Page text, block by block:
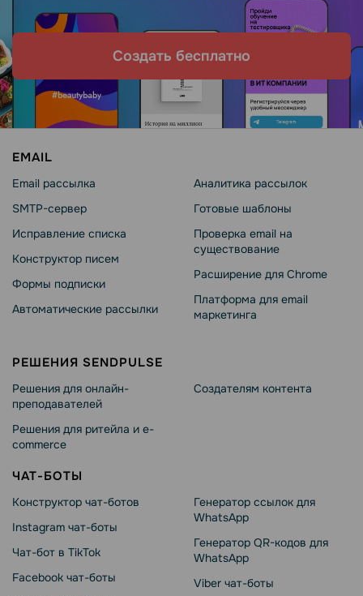
Создать бесплатно
EMAIL
Email рассылка
SMTP-сервер
Исправление списка
Конструктор писем
Формы подписки
Автоматические рассылки
Аналитика рассылок
Готовые шаблоны
Проверка email на
существование
Расширение для Chrome
Платформа для email
маркетинга
РЕШЕНИЯ SENDPULSE
Решения для онлайн-
преподавателей
Решения для ритейла и e-
commerce
Создателям контента
ЧАТ-БОТЫ
Конструктор чат-ботов
Instagram чат-боты
Чат-бот в TikTok
Facebook чат-боты
Генератор ссылок для
WhatsApp
Генератор QR-кодов для
WhatsApp
Viber чат-боты